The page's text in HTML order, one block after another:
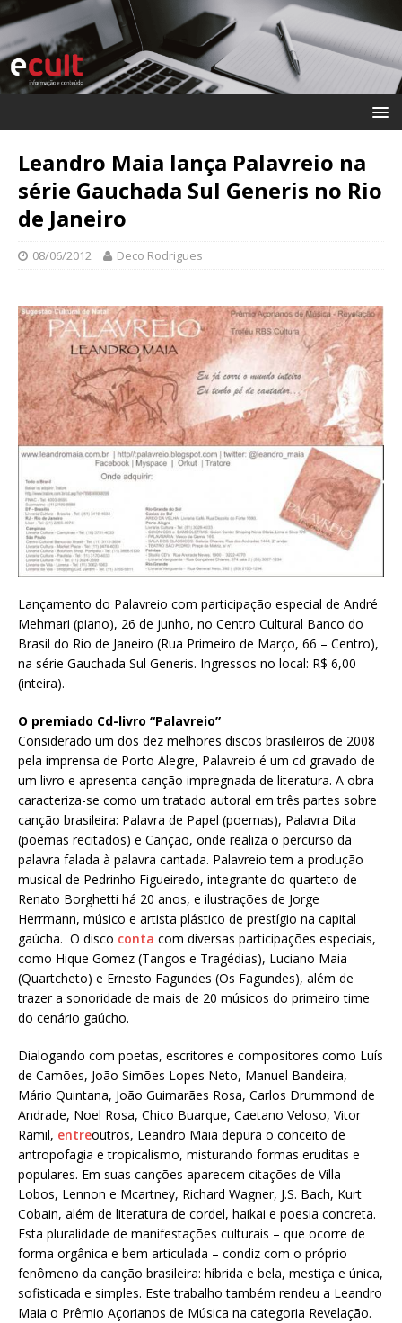
Leandro Maia lança Palavreio na
série Gauchada Sul Generis no Rio
de Janeiro
08/06/2012 Deco Rodrigues
Lançamento do Palavreio com participação especial de André
Mehmari (piano), 26 de junho, no Centro Cultural Banco do
Brasil do Rio de Janeiro (Rua Primeiro de Março, 66 – Centro),
na série Gauchada Sul Generis. Ingressos no local: R$ 6,00
(inteira).
O premiado Cd-livro “Palavreio”
Considerado um dos dez melhores discos brasileiros de 2008
pela imprensa de Porto Alegre, Palavreio é um cd gravado de
um livro e apresenta canção impregnada de literatura. A obra
caracteriza-se como um tratado autoral em três partes sobre
canção brasileira: Palavra de Papel (poemas), Palavra Dita
(poemas recitados) e Canção, onde realiza o percurso da
palavra falada à palavra cantada. Palavreio tem a produção
musical de Pedrinho Figueiredo, integrante do quarteto de
Renato Borghetti há 20 anos, e ilustrações de Jorge
Herrmann, músico e artista plástico de prestígio na capital
gaúcha. O disco conta com diversas participações especiais,
como Hique Gomez (Tangos e Tragédias), Luciano Maia
(Quartcheto) e Ernesto Fagundes (Os Fagundes), além de
trazer a sonoridade de mais de 20 músicos do primeiro time
do cenário gaúcho.
Dialogando com poetas, escritores e compositores como Luís
de Camões, João Simões Lopes Neto, Manuel Bandeira,
Mário Quintana, João Guimarães Rosa, Carlos Drummond de
Andrade, Noel Rosa, Chico Buarque, Caetano Veloso, Vitor
Ramil, entreoutros, Leandro Maia depura o conceito de
antropofagia e tropicalismo, misturando formas eruditas e
populares. Em suas canções aparecem citações de Villa-
Lobos, Lennon e Mcartney, Richard Wagner, J.S. Bach, Kurt
Cobain, além de literatura de cordel, haikai e poesia concreta.
Esta pluralidade de manifestações culturais – que ocorre de
forma orgânica e bem articulada – condiz com o próprio
fenômeno da canção brasileira: híbrida e bela, mestiça e única,
sofisticada e simples. Este trabalho também rendeu a Leandro
Maia o Prêmio Açorianos de Música na categoria Revelação.